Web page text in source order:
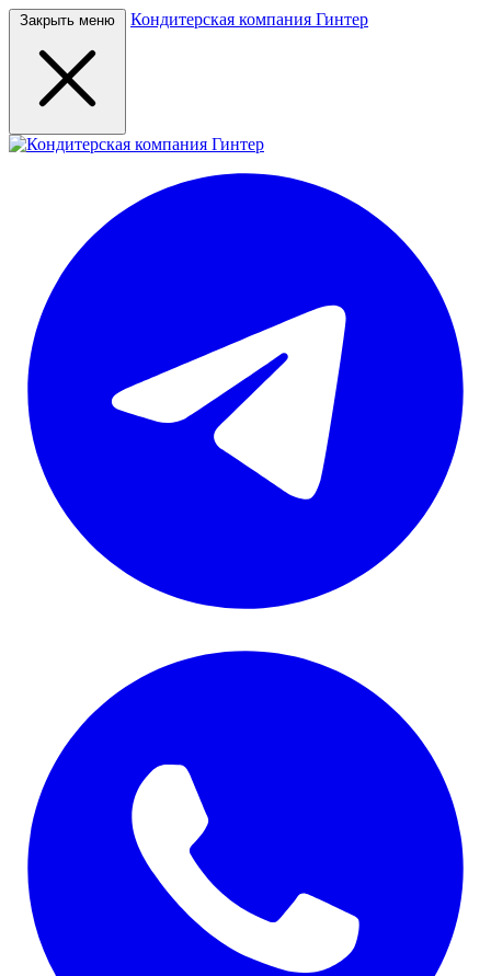
Закрыть меню Кондитерская компания Гинтер